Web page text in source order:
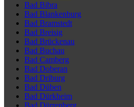
Bad Bibra
Bad Blankenburg
Bad Bramstedt
Bad Breisig
Bad Brückenau
Bad Buchau
Bad Camberg
Bad Doberan
Bad Driburg
Bad Düben
Bad Dürkheim